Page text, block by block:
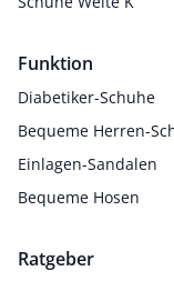
Funktion
Diabetiker-Schuhe
Bequeme Herren-
Einlagen-Sandalen
Bequeme Hosen
Ratgeber